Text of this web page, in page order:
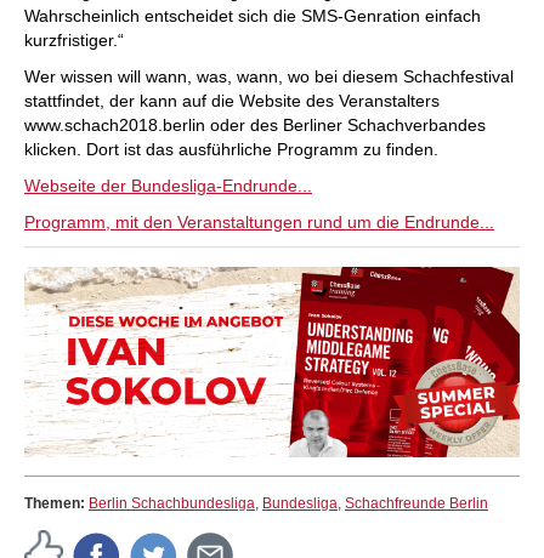
Wahrscheinlich entscheidet sich die SMS-Genration einfach
kurzfristiger.“
Wer wissen will wann, was, wann, wo bei diesem Schachfestival
stattfindet, der kann auf die Website des Veranstalters
www.schach2018.berlin oder des Berliner Schachverbandes
klicken. Dort ist das ausführliche Programm zu finden.
Webseite der Bundesliga-Endrunde...
Programm, mit den Veranstaltungen rund um die Endrunde...
Themen: Berlin Schachbundesliga, Bundesliga, Schachfreunde Berlin